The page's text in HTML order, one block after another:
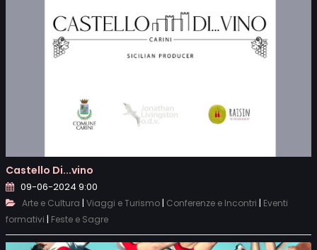
Castello Di...vino
09-06-2024 9:00
Arte e Cultura | Viaggi e Turismo| Conferenze e Incontri | Eventi
formativi | Feste e Sagre